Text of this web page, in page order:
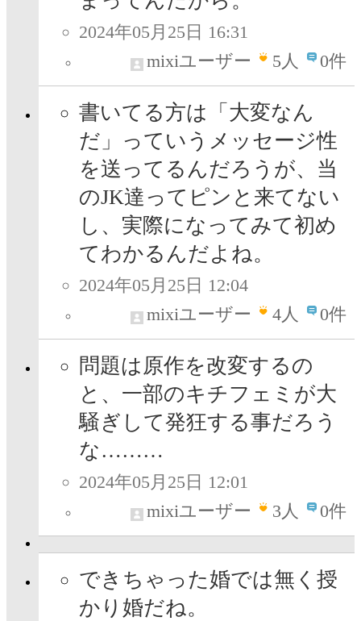
2024年05月25日 16:31
mixiユーザー
5人 0件
書いてる方は「大変なん
だ」っていうメッセージ性
を送ってるんだろうが、当
のJK達ってピンと来てない
し、実際になってみて初め
てわかるんだよね。
2024年05月25日 12:04
mixiユーザー
4人 0件
問題は原作を改変するの
と、一部のキチフェミが大
騒ぎして発狂する事だろう
な………
2024年05月25日 12:01
mixiユーザー
3人 0件
できちゃった婚では無く授
かり婚だね。